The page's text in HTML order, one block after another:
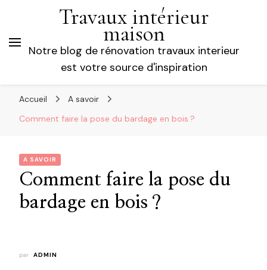
Travaux intérieur
maison
Notre blog de rénovation travaux interieur
est votre source d'inspiration
Accueil
A savoir
Comment faire la pose du bardage en bois ?
A SAVOIR
Comment faire la pose du
bardage en bois ?
par ADMIN